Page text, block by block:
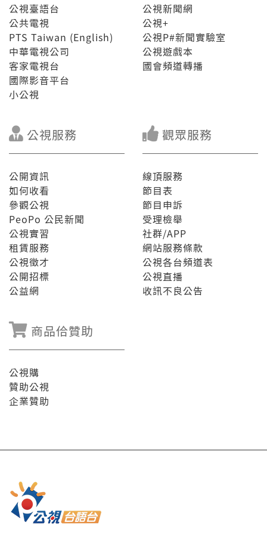
公視臺語台
公共電視
PTS Taiwan (English)
中華電視公司
客家電視台
國際影音平台
小公視
公視新聞網
公視+
公視P#新聞實驗室
公視遊戲本
國會頻道轉播
公視服務
公開資訊
如何收看
參觀公視
PeoPo 公民新聞
公視實習
租賃服務
公視徵才
公開招標
公益網
觀眾服務
線頂服務
節目表
節目申訴
受理檢舉
社群/APP
網站服務條款
公視各台頻道表
公視直播
收訊不良公告
商品佮贊助
公視購
贊助公視
企業贊助